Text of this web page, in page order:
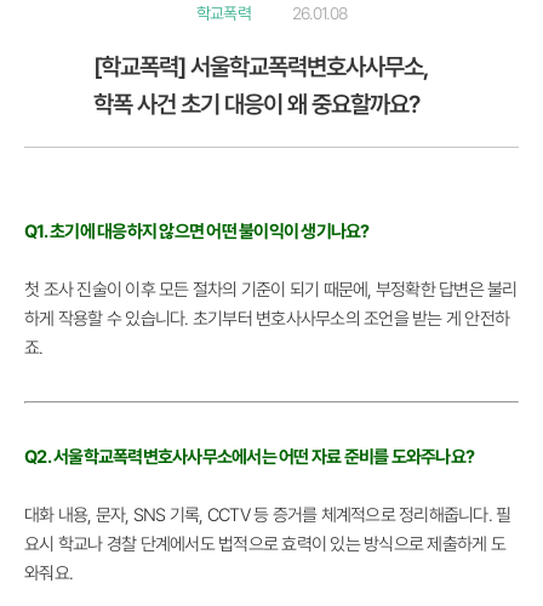
학교폭력 26.01.08
[학교폭력] 서울학교폭력변호사사무소,
학폭 사건 초기 대응이 왜 중요할까요?
Q1. 초기에 대응하지 않으면 어떤 불이익이 생기나요?
첫 조사 진술이 이후 모든 절차의 기준이 되기 때문에, 부정확한 답변은 불리
하게 작용할 수 있습니다. 초기부터 변호사사무소의 조언을 받는 게 안전하
죠.
Q2. 서울학교폭력변호사사무소에서는 어떤 자료 준비를 도와주나요?
대화 내용, 문자, SNS 기록, CCTV 등 증거를 체계적으로 정리해줍니다. 필
요시 학교나 경찰 단계에서도 법적으로 효력이 있는 방식으로 제출하게 도
와줘요.